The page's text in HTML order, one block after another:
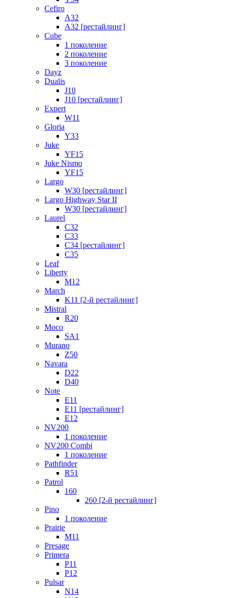
Cefiro
A32
A32 [рестайлинг]
Cube
1 поколение
2 поколение
3 поколение
Dayz
Dualis
J10
J10 [рестайлинг]
Expert
W11
Gloria
Y33
Juke
YF15
Juke Nismo
YF15
Largo
W30 [рестайлинг]
Largo Highway Star II
W30 [рестайлинг]
Laurel
C32
C33
C34 [рестайлинг]
C35
Leaf
Liberty
M12
March
K11 [2-й рестайлинг]
Mistral
R20
Moco
SA1
Murano
Z50
Navara
D22
D40
Note
E11
E11 [рестайлинг]
E12
NV200
1 поколение
NV200 Combi
1 поколение
Pathfinder
R51
Patrol
160
260 [2-й рестайлинг]
Pino
1 поколение
Prairie
M11
Presage
Primera
P11
P12
Pulsar
N14